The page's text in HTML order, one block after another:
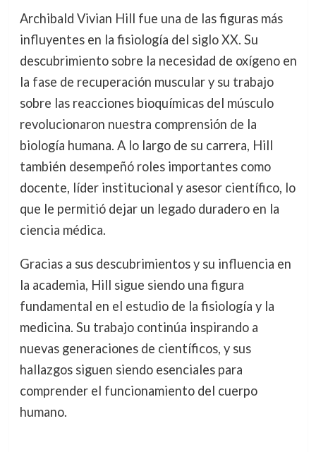
Archibald Vivian Hill fue una de las figuras más
influyentes en la fisiología del siglo XX. Su
descubrimiento sobre la necesidad de oxígeno en
la fase de recuperación muscular y su trabajo
sobre las reacciones bioquímicas del músculo
revolucionaron nuestra comprensión de la
biología humana. A lo largo de su carrera, Hill
también desempeñó roles importantes como
docente, líder institucional y asesor científico, lo
que le permitió dejar un legado duradero en la
ciencia médica.
Gracias a sus descubrimientos y su influencia en
la academia, Hill sigue siendo una figura
fundamental en el estudio de la fisiología y la
medicina. Su trabajo continúa inspirando a
nuevas generaciones de científicos, y sus
hallazgos siguen siendo esenciales para
comprender el funcionamiento del cuerpo
humano.